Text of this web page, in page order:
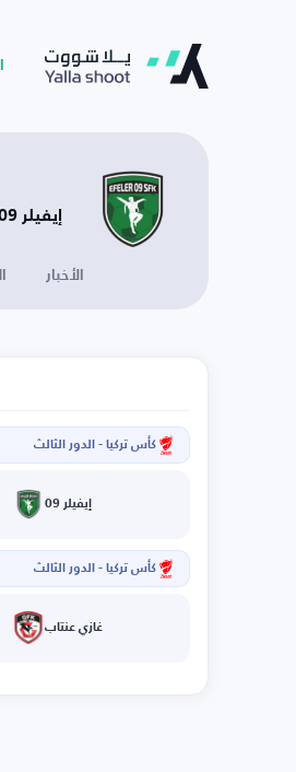
إيفيلر 09 - تركيا
الأخبار
كأس تركيا - الدور الثالث
إيفيلر 09
كأس تركيا - الدور الثالث
غازي عنتاب